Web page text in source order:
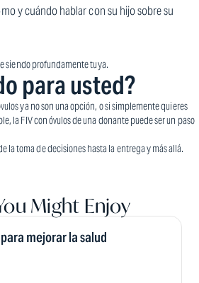
y cuándo hablar con su hijo sobre su
siendo profundamente tuya.
para usted?
ya no son una opción, o si simplemente quieres
la FIV con óvulos de una donante puede ser un paso
la toma de decisiones hasta la entrega y más allá.
Might Enjoy
mejorar la salud